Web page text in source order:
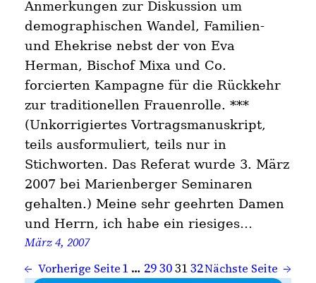
Anmerkungen zur Diskussion um
demographischen Wandel, Familien-
und Ehekrise nebst der von Eva
Herman, Bischof Mixa und Co.
forcierten Kampagne für die Rückkehr
zur traditionellen Frauenrolle. ***
(Unkorrigiertes Vortragsmanuskript,
teils ausformuliert, teils nur in
Stichworten. Das Referat wurde 3. März
2007 bei Marienberger Seminaren
gehalten.) Meine sehr geehrten Damen
und Herrn, ich habe ein riesiges…
März 4, 2007
← Vorherige Seite1 … 29303132Nächste Seite →